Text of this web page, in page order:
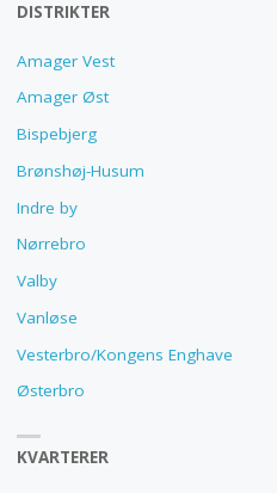
DISTRIKTER
Amager Vest
Amager Øst
Bispebjerg
Brønshøj-Husum
Indre by
Nørrebro
Valby
Vanløse
Vesterbro/Kongens Enghave
Østerbro
KVARTERER